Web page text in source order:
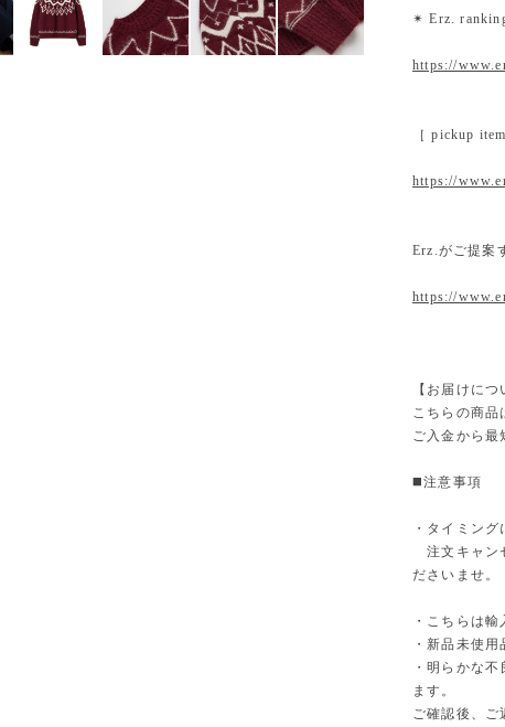
✴︎ Erz.
https://
［ pickup
https://
Erz.がご提案
https://
【お届けにつ
こちらの商品
ご入金から最
◼️注意事項
・タイミン
注文キャン
ださいませ。
・こちらは
・新品未使
・明らかな
ます。
ご確認後、ご